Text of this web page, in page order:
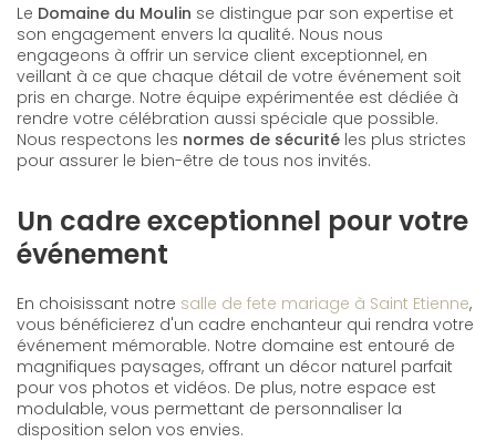
Le Domaine du Moulin se distingue par son expertise et
son engagement envers la qualité. Nous nous
engageons à offrir un service client exceptionnel, en
veillant à ce que chaque détail de votre événement soit
pris en charge. Notre équipe expérimentée est dédiée à
rendre votre célébration aussi spéciale que possible.
Nous respectons les normes de sécurité les plus strictes
pour assurer le bien-être de tous nos invités.
Un cadre exceptionnel pour votre
événement
En choisissant notre salle de fete mariage à Saint Etienne,
vous bénéficierez d'un cadre enchanteur qui rendra votre
événement mémorable. Notre domaine est entouré de
magnifiques paysages, offrant un décor naturel parfait
pour vos photos et vidéos. De plus, notre espace est
modulable, vous permettant de personnaliser la
disposition selon vos envies.